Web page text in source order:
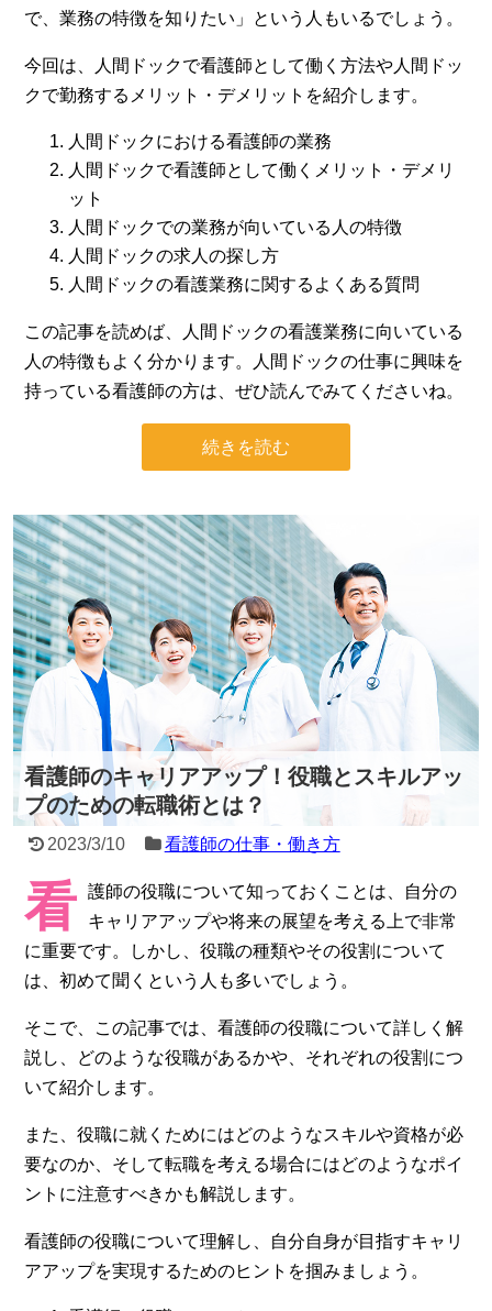
で、業務の特徴を知りたい」という人もいるでしょう。
今回は、人間ドックで看護師として働く方法や人間ドッ
クで勤務するメリット・デメリットを紹介します。
人間ドックにおける看護師の業務
人間ドックで看護師として働くメリット・デメリ
ット
人間ドックでの業務が向いている人の特徴
人間ドックの求人の探し方
人間ドックの看護業務に関するよくある質問
この記事を読めば、人間ドックの看護業務に向いている
人の特徴もよく分かります。人間ドックの仕事に興味を
持っている看護師の方は、ぜひ読んでみてくださいね。
続きを読む
看護師のキャリアアップ！役職とスキルアッ
プのための転職術とは？
2023/3/10 看護師の仕事・働き方
看 護師の役職について知っておくことは、自分の
キャリアアップや将来の展望を考える上で非常
に重要です。しかし、役職の種類やその役割について
は、初めて聞くという人も多いでしょう。
そこで、この記事では、看護師の役職について詳しく解
説し、どのような役職があるかや、それぞれの役割につ
いて紹介します。
また、役職に就くためにはどのようなスキルや資格が必
要なのか、そして転職を考える場合にはどのようなポイ
ントに注意すべきかも解説します。
看護師の役職について理解し、自分自身が目指すキャリ
アアップを実現するためのヒントを掴みましょう。